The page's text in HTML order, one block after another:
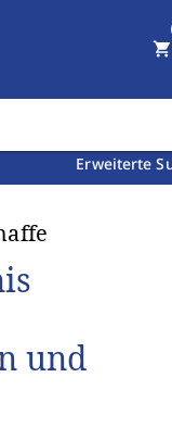
Erweiterte
shopping_cart
und